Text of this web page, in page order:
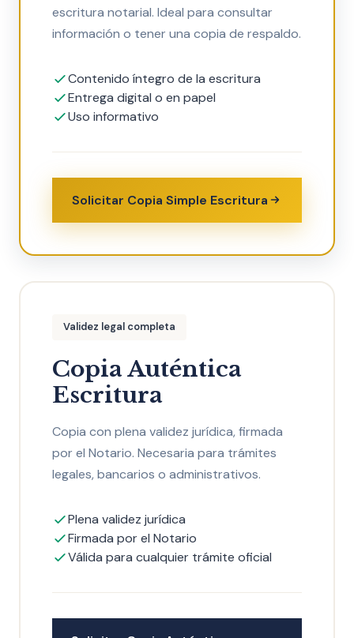
escritura notarial. Ideal para consultar
información o tener una copia de respaldo.
Contenido íntegro de la escritura
Entrega digital o en papel
Uso informativo
Solicitar Copia Simple Escritura
Validez legal completa
Copia Auténtica
Escritura
Copia con plena validez jurídica, firmada
por el Notario. Necesaria para trámites
legales, bancarios o administrativos.
Plena validez jurídica
Firmada por el Notario
Válida para cualquier trámite oficial